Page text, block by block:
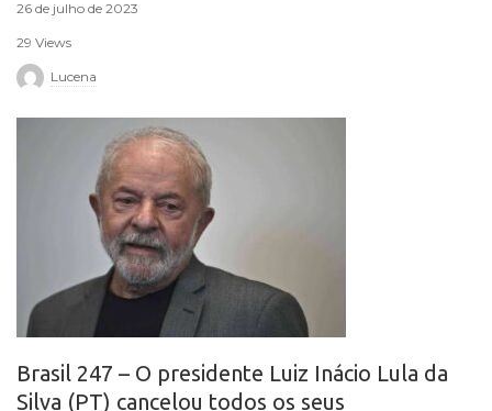
o
26 de julho de 2023
29 Views
Lucena
Brasil 247 – O presidente Luiz Inácio Lula da
Silva (PT) cancelou todos os seus